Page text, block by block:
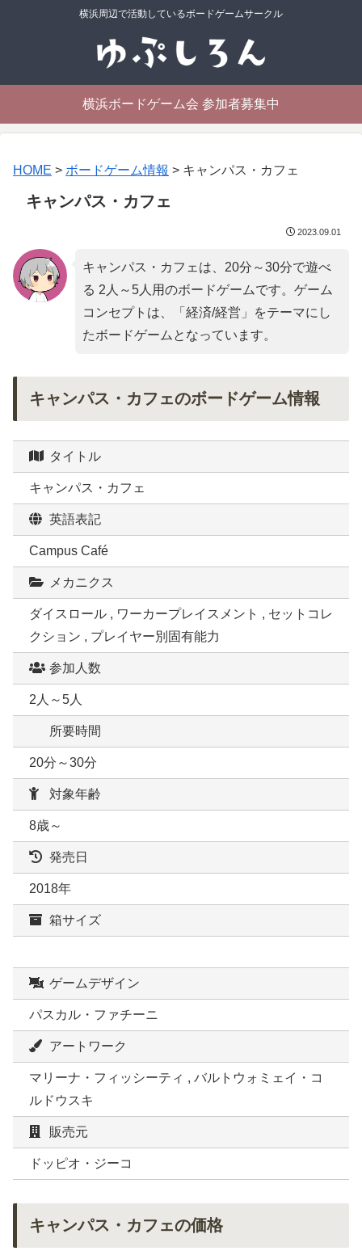
横浜周辺で活動しているボードゲームサークル
横浜ボードゲーム会 参加者募集中
HOME > ボードゲーム情報 > キャンパス・カフェ
キャンパス・カフェ
2023.09.01
キャンパス・カフェは、20分～30分で遊べ
る 2人～5人用のボードゲームです。ゲーム
コンセプトは、「 経済/経営 」をテーマにし
たボードゲームとなっています。
キャンパス・カフェのボードゲーム情報
タイトル
キャンパス・カフェ
英語表記
Campus Café
メカニクス
ダイスロール , ワーカープレイスメント , セットコレ
クション , プレイヤー別固有能力
参加人数
2人～5人
所要時間
20分～30分
対象年齢
8歳～
発売日
2018年
箱サイズ
ゲームデザイン
パスカル・ファチーニ
アートワーク
マリーナ・フィッシーティ , バルトウォミェイ・コ
ルドウスキ
販売元
ドッピオ・ジーコ
キャンパス・カフェの価格